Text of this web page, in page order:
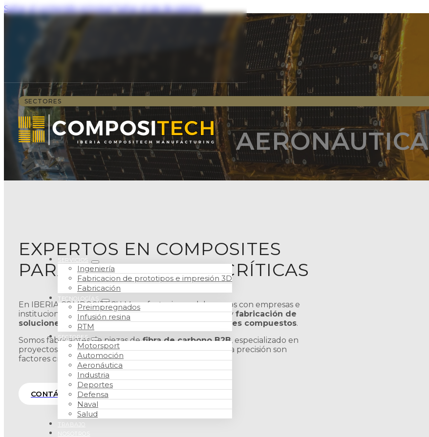
Saltar al contenido principal Saltar al pie de página
SERVICIOS
Ingeniería
Fabricacion de prototipos e impresión 3D
Fabricación
TECNOLOGÍAS
Preimpregnados
Infusión resina
RTM
SECTORES
Motorsport
Automoción
Aeronáutica
Industria
Deportes
Defensa
Naval
Salud
TRABAJO
NOSOTROS
SECTORES
AERONÁUTICA
EXPERTOS EN COMPOSITES
PARA APLICACIONES CRÍTICAS
En IBERIA COMPOSITECH Manufacturing, colaboramos con empresas e
instituciones delsector aeronáuticoen el desarrollo y fabricación de
soluciones estructurales y funcionales en materiales compuestos.
Somos fabricantes de piezas defibra de carbono B2B, especializado en
proyectos donde la ligereza, la resistencia mecánica y la precisión son
factores críticos.
CONTÁCTANOS